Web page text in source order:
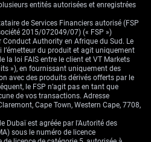
également un frein majeur, l’indice du
depuis mai de l’an dernier. Il ne
: la divergence de politique monétaire
qui ont commencé à assouplir leurs
libellé en dollars, devient ainsi
entités autorisées et enregistrées
de Services Financiers autorisé (FSP
2015/072049/07) (« FSP »)
Authority en Afrique du Sud. Le
l’émetteur du produit et agit uniquement
la loi FAIS entre le client et VT Markets
»), en fournissant uniquement des
avec des produits dérivés offerts par le
le FSP n’agit pas en tant que
de vos transactions. Adresse
Cape Town, Western Cape, 7708,
Dubaï est agréée par l'Autorité des
sous le numéro de licence